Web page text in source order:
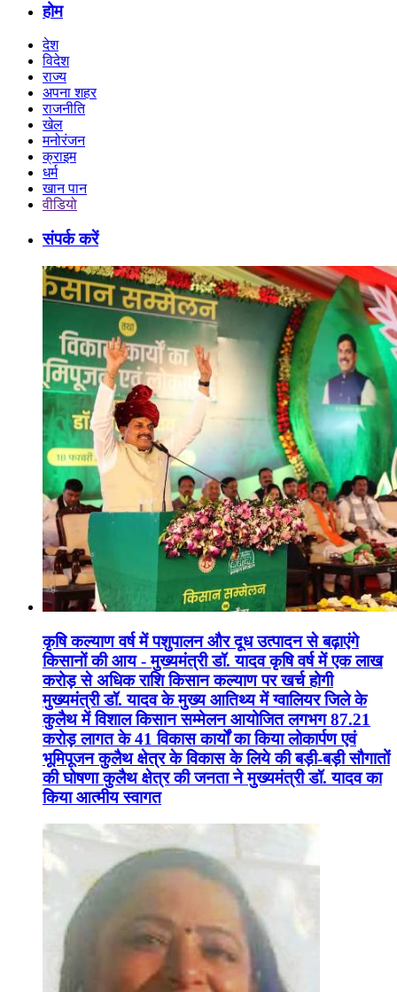
होम
देश
विदेश
राज्य
अपना शहर
राजनीति
खेल
मनोरंजन
क्राइम
धर्म
खान पान
वीडियो
संपर्क करें
कृषि कल्याण वर्ष में पशुपालन और दूध उत्पादन से बढ़ाएंगे
किसानों की आय - मुख्यमंत्री डॉ. यादव कृषि वर्ष में एक लाख
करोड़ से अधिक राशि किसान कल्याण पर खर्च होगी
मुख्यमंत्री डॉ. यादव के मुख्य आतिथ्य में ग्वालियर जिले के
कुलैथ में विशाल किसान सम्मेलन आयोजित लगभग 87.21
करोड़ लागत के 41 विकास कार्यों का किया लोकार्पण एवं
भूमिपूजन कुलैथ क्षेत्र के विकास के लिये की बड़ी-बड़ी सौगातों
की घोषणा कुलैथ क्षेत्र की जनता ने मुख्यमंत्री डॉ. यादव का
किया आत्मीय स्वागत